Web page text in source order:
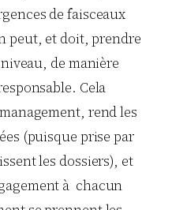
de faisceaux
peut, et doit, prendre
de manière
Cela
rend les
(puisque prise par
les dossiers), et
à chacun